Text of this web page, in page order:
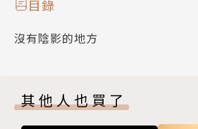
當然，我並不是說所有過去都是壞
婚，還有個小孩，你都不知道。記
目錄
沒有陰影的地方
其他人也買了